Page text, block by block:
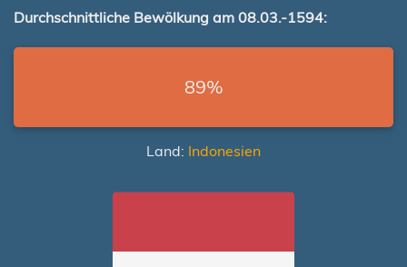
Durchschnittliche Bewölkung am 08.03.-1594:
89%
Land: Indonesien